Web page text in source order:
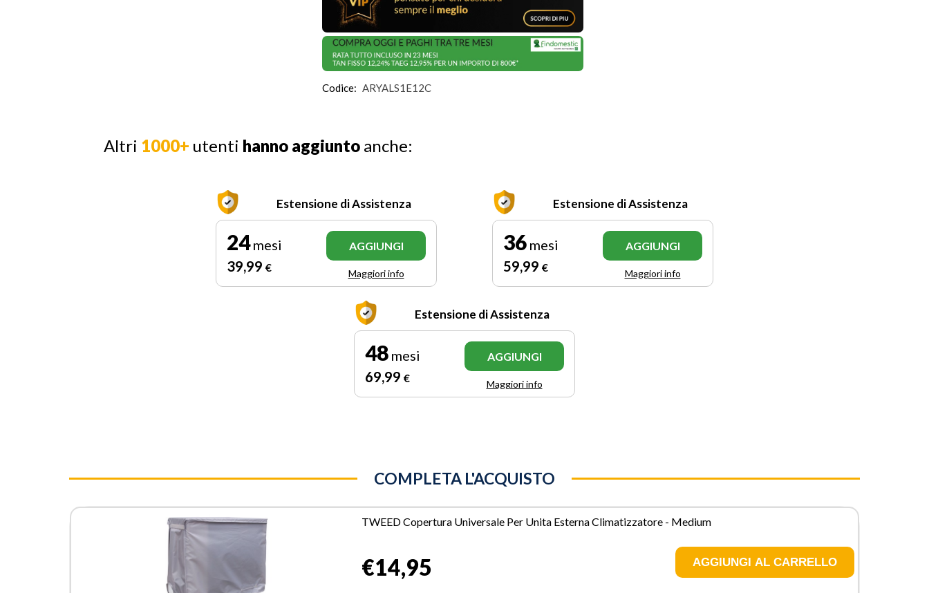
Codice: ARYALS1E12C
Altri 1000+ utenti hanno aggiunto anche:
Estensione di Assistenza
24mesi
39,99 €
AGGIUNGI
Maggiori info
Estensione di Assistenza
36 mesi
59,99 €
AGGIUNGI
Maggiori info
Estensione di Assistenza
48 mesi
69,99 €
AGGIUNGI
Maggiori info
COMPLETA L'ACQUISTO
TWEED Copertura Universale Per Unita Esterna Climatizzatore - Medium
€14,95